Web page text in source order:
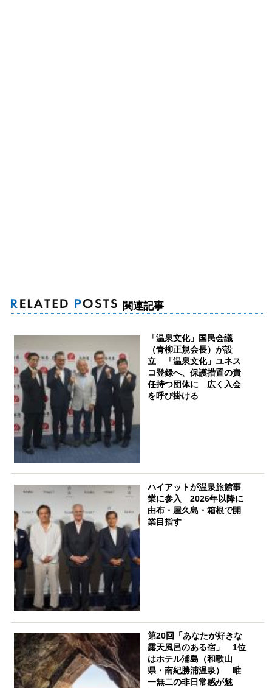
関連記事
「温泉文化」国民会議
（青柳正規会長）が設
立 「温泉文化」ユネス
コ登録へ、保護措置の責
任持つ団体に 広く入会
を呼び掛ける
ハイアットが温泉旅館事
業に参入 2026年以降に
由布・屋久島・箱根で開
業目指す
第20回「あなたが好きな
露天風呂のある宿」 1位
はホテル浦島（和歌山
県・南紀勝浦温泉） 唯
一無二の非日常感が魅